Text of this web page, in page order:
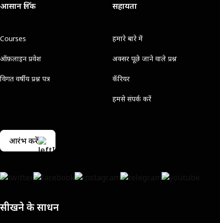
आसान लिंक
Courses
ऑफ़लाइन प्रवेश
विगत वर्षीय प्रश्न पत्र
सहायता
हमारे बारे में
अक्सर पूछे जाने वाले प्रश्न
कॅरियर
हमसे संपर्क करें
आरंभ करें
सीखने के साधन